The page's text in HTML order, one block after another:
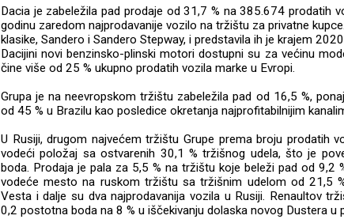
Dacia je zabeležila pad prodaje od 31,7 % na 385.674 prodatih
godinu zaredom najprodavanije vozilo na tržištu za privatne
klasike, Sandero i Sandero Stepway, i predstavila ih je krajem
Dacijini novi benzinsko-plinski motori dostupni su za većinu
čine više od 25 % ukupno prodatih vozila marke u Evropi.
Grupa je na neevropskom tržištu zabeležila pad od 16,5 %,
od 45 % u Brazilu kao posledice okretanja najprofitabilnijim
U Rusiji, drugom najvećem tržištu Grupe prema broju prodatih
vodeći položaj sa ostvarenih 30,1 % tržišnog udela, što je
boda. Prodaja je pala za 5,5 % na tržištu koje beleži pad od 9,2
vodeće mesto na ruskom tržištu sa tržišnim udelom od 21,5
Vesta i dalje su dva najprodavanija vozila u Rusiji. Renaultov
0,2 postotna boda na 8 % u iščekivanju dolaska novog Dustera u